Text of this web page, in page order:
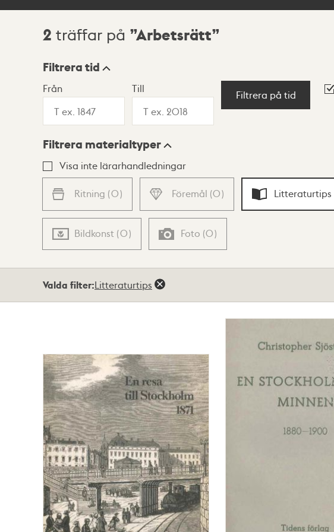
Sökresultat
2 träffar på Arbetsrätt
Visningsläge
Lista Karta
Filtrera tid
Från Till
Filtrera på tid
Filtrera materialtyper
Visa inte lärarhandledningar
Ritning (0) Föremål (0) Litteraturtips
Bildkonst (0) Foto (0)
Valda filter:Litteraturtips